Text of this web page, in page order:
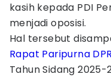
kasih kepada PDI
menjadi oposisi.
Hal tersebut
Rapat Paripurna
Tahun Sidang 2025-